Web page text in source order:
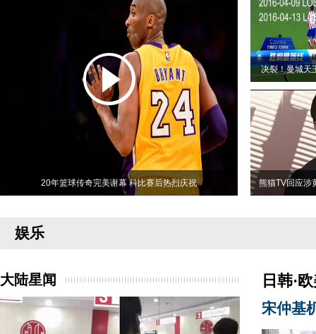
20年篮球传奇完美谢幕 科比赛后热烈庆祝
决裂！曼城天
熊猫TV回应涉
娱乐
大陆星闻 日韩·
宋仲基